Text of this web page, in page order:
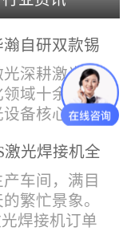
自研双款锡
点标准化量产
深耕激光精
域十余年，
备核心技
多功能锡环
套专业锡环
标准化锡环
锡工艺，从
激光焊接机全
车间，满目
繁忙景象。
焊接机订单